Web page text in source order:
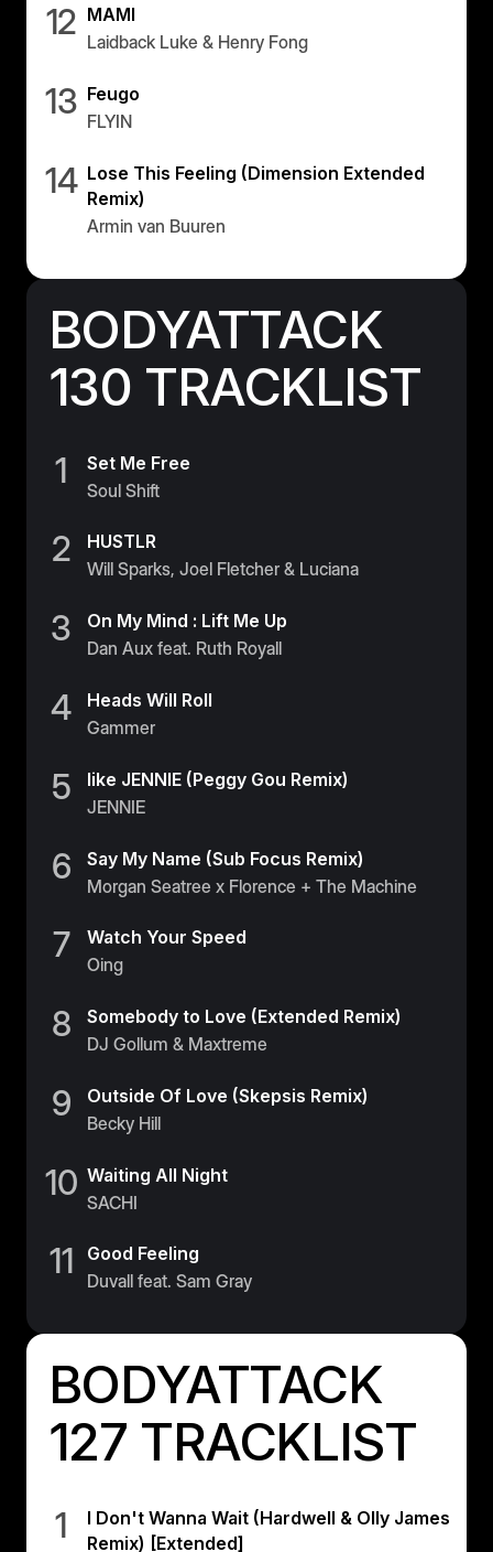
12
MAMI
Laidback Luke & Henry Fong
13
Feugo
FLYIN
14 Lose This Feeling (Dimension Extended
Remix)
Armin van Buuren
BODYATTACK
130 TRACKLIST
1
Set Me Free
Soul Shift
2
HUSTLR
Will Sparks, Joel Fletcher & Luciana
3
On My Mind : Lift Me Up
Dan Aux feat. Ruth Royall
4
Heads Will Roll
Gammer
5
like JENNIE (Peggy Gou Remix)
JENNIE
6
Say My Name (Sub Focus Remix)
Morgan Seatree x Florence + The Machine
7
Watch Your Speed
Oing
8
Somebody to Love (Extended Remix)
DJ Gollum & Maxtreme
9
Outside Of Love (Skepsis Remix)
Becky Hill
10 Waiting All Night
SACHI
11
Good Feeling
Duvall feat. Sam Gray
BODYATTACK
127 TRACKLIST
1
I Don't Wanna Wait (Hardwell & Olly James
Remix) [Extended]